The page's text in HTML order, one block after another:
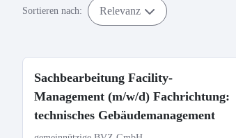
Sortieren nach: Relevanz
Sachbearbeitung Facility-
Management (m/w/d) Fachrichtung:
technisches Gebäudemanagement